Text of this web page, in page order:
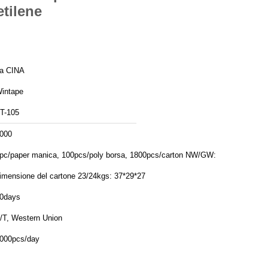
CINA
105
paper manica, 100pcs/poly borsa, 1800pcs/carton NW/GW:
del cartone 23/24kgs: 37*29*27
T, Western Union
day